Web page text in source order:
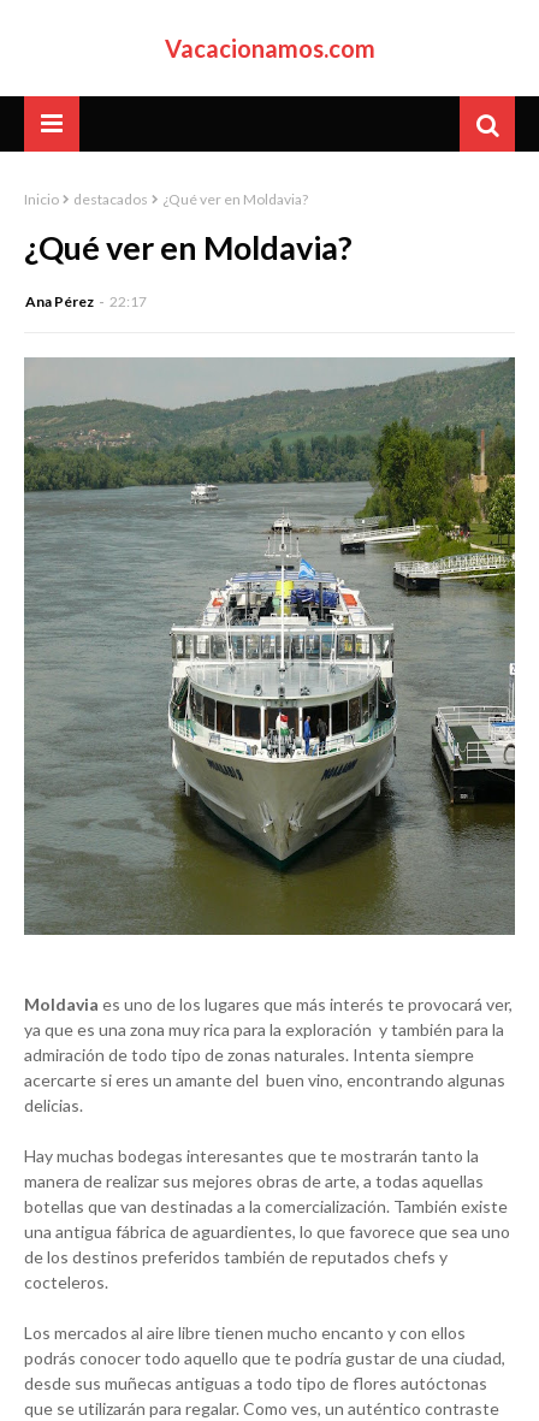
Vacacionamos.com
Inicio destacados ¿Qué ver en Moldavia?
¿Qué ver en Moldavia?
Ana Pérez 22:17
Moldavia es uno de los lugares que más interés te provocará ver,
ya que es una zona muy rica para la exploración y también para la
admiración de todo tipo de zonas naturales. Intenta siempre
acercarte si eres un amante del buen vino, encontrando algunas
delicias.
Hay muchas bodegas interesantes que te mostrarán tanto la
manera de realizar sus mejores obras de arte, a todas aquellas
botellas que van destinadas a la comercialización. También existe
una antigua fábrica de aguardientes, lo que favorece que sea uno
de los destinos preferidos también de reputados chefs y
cocteleros.
Los mercados al aire libre tienen mucho encanto y con ellos
podrás conocer todo aquello que te podría gustar de una ciudad,
desde sus muñecas antiguas a todo tipo de flores autóctonas
que se utilizarán para regalar. Como ves, un auténtico contraste